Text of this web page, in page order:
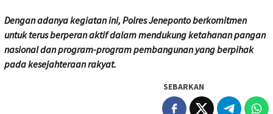
Dengan adanya kegiatan ini, Polres Jeneponto berkomitmen
untuk terus berperan aktif dalam mendukung ketahanan pangan
nasional dan program-program pembangunan yang berpihak
pada kesejahteraan rakyat.
SEBARKAN